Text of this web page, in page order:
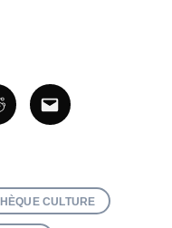
Email
CULTURE